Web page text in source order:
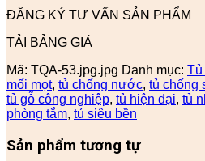
ĐĂNG KÝ TƯ VẤN SẢN PHẨM
TẢI BẢNG GIÁ
Mã: TQA-53.jpg.jpg Danh mục: Tủ
mối mọt, tủ chống nước, tủ chống
tủ gỗ công nghiệp, tủ hiện đại, tủ
phòng tắm, tủ siêu bền
Sản phẩm tương tự